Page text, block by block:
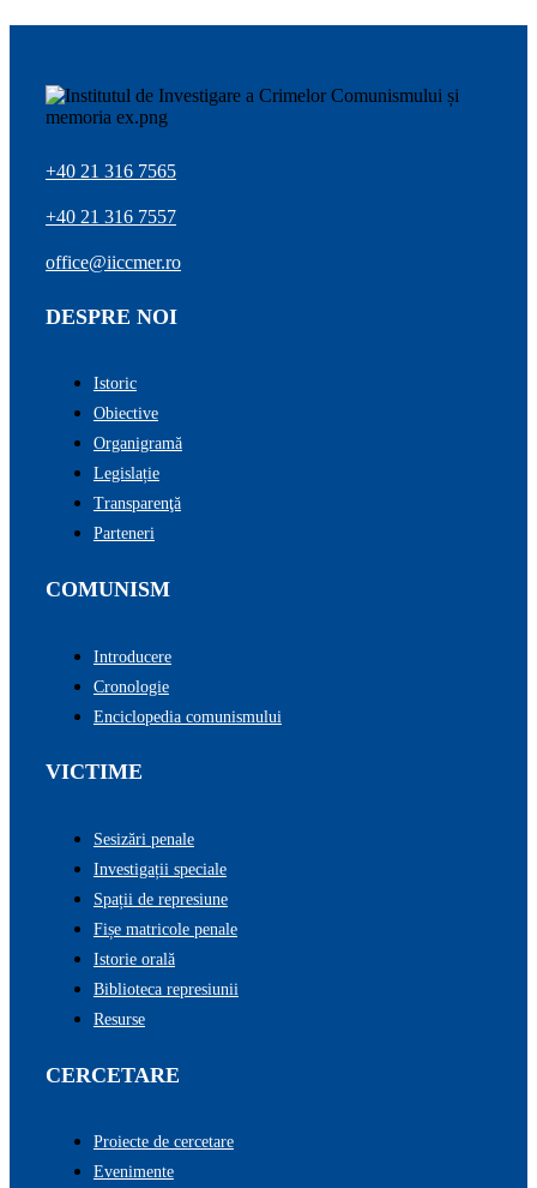
+40 21 316 7565
+40 21 316 7557
office@iiccmer.ro
DESPRE NOI
Istoric
Obiective
Organigramă
Legislație
Transparenţă
Parteneri
COMUNISM
Introducere
Cronologie
Enciclopedia comunismului
VICTIME
Sesizări penale
Investigații speciale
Spații de represiune
Fișe matricole penale
Istorie orală
Biblioteca represiunii
Resurse
CERCETARE
Proiecte de cercetare
Evenimente